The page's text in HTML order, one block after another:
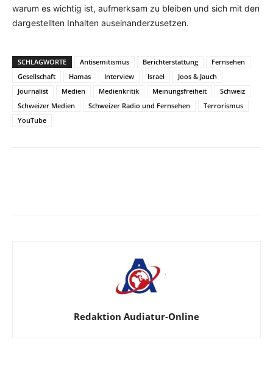
warum es wichtig ist, aufmerksam zu bleiben und sich mit den
dargestellten Inhalten auseinanderzusetzen.
SCHLAGWORTE Antisemitismus Berichterstattung
Fernsehen
Gesellschaft
Hamas Interview Israel
Joos & Jauch
Journalist
Medien Medienkritik Meinungsfreiheit
Schweiz
Schweizer Medien
Schweizer Radio und Fernsehen
Terrorismus
YouTube
Redaktion Audiatur-Online